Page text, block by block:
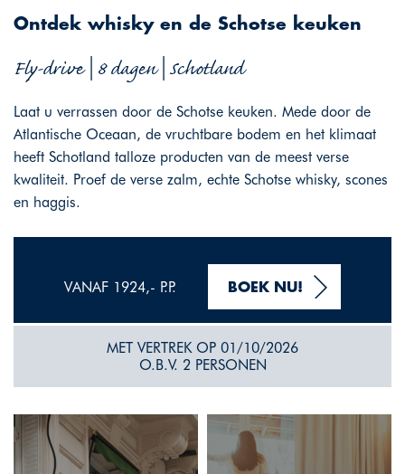
Ontdek whisky en de Schotse keuken
Fly-drive | 8 dagen | Schotland
Laat u verrassen door de Schotse keuken. Mede door de
Atlantische Oceaan, de vruchtbare bodem en het klimaat
heeft Schotland talloze producten van de meest verse
kwaliteit. Proef de verse zalm, echte Schotse whisky, scones
en haggis.
VANAF 1924,- P.P. BOEK NU!
MET VERTREK OP 01/10/2026
O.B.V. 2 PERSONEN